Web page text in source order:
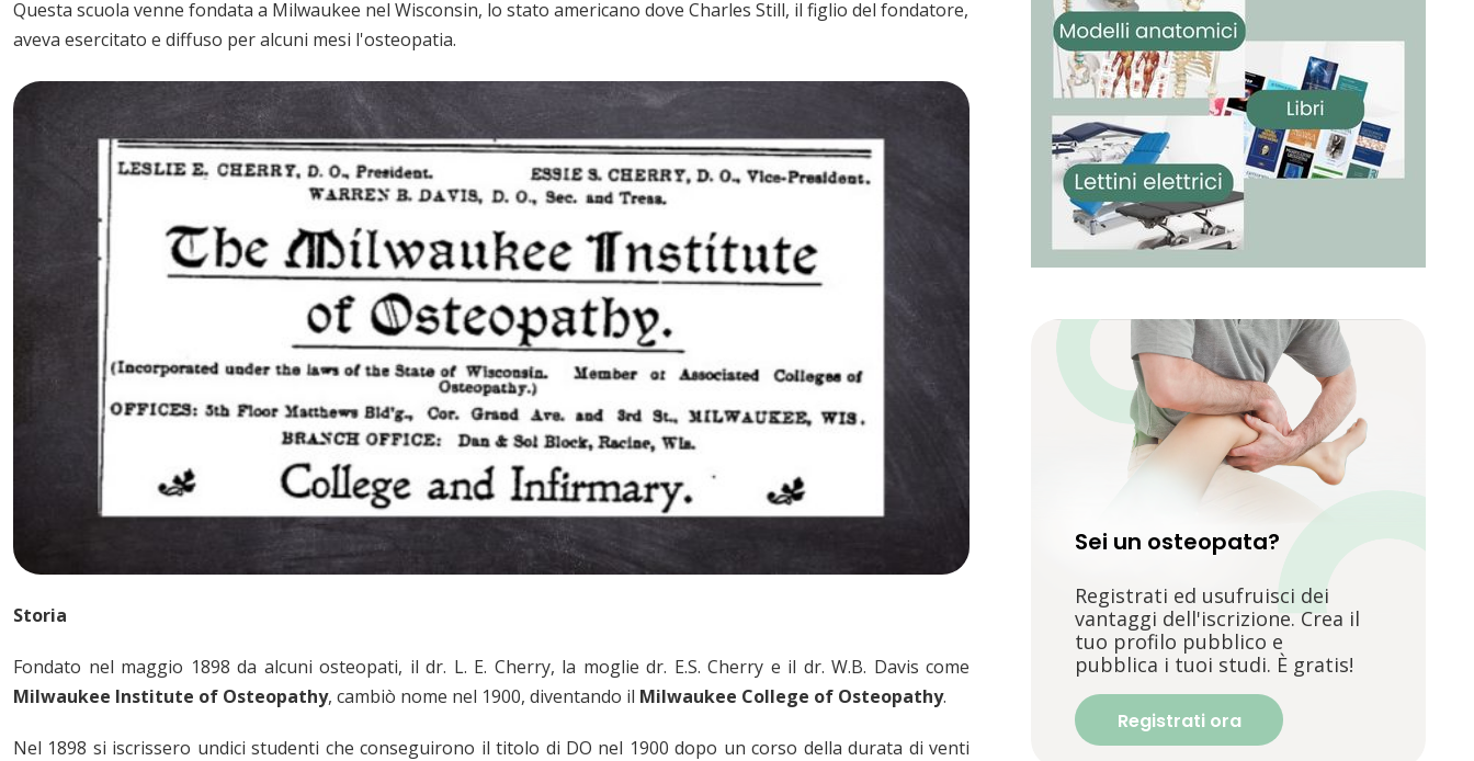
Questa scuola venne fondata a Milwaukee nel Wisconsin, lo stato americano dove Charles Still, il figlio del fondatore,
aveva esercitato e diffuso per alcuni mesi l'osteopatia.
Storia
Fondato nel maggio 1898 da alcuni osteopati, il dr. L. E. Cherry, la moglie dr. E.S. Cherry e il dr. W.B. Davis come
Milwaukee Institute of Osteopathy, cambiò nome nel 1900, diventando il Milwaukee College of Osteopathy.
Nel 1898 si iscrissero undici studenti che conseguirono il titolo di DO nel 1900 dopo un corso della durata di venti
Sei un osteopata?
Registrati ed usufruisci dei
vantaggi dell'iscrizione. Crea il
tuo profilo pubblico e
pubblica i tuoi studi. È gratis!
Registrati ora